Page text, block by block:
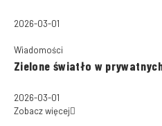
2026-03-01
Wiadomości
Zielone światło w
2026-03-01
Zobacz więcej